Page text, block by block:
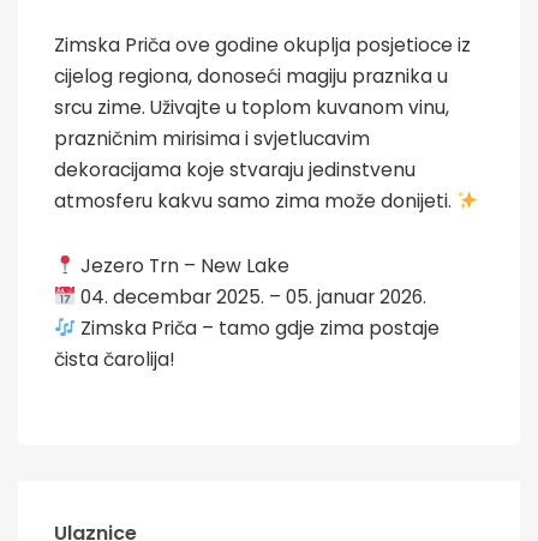
Zimska Priča ove godine okuplja posjetioce iz
cijelog regiona, donoseći magiju praznika u
srcu zime. Uživajte u toplom kuvanom vinu,
prazničnim mirisima i svjetlucavim
dekoracijama koje stvaraju jedinstvenu
atmosferu kakvu samo zima može donijeti.
Jezero Trn – New Lake
04. decembar 2025. – 05. januar 2026.
Zimska Priča – tamo gdje zima postaje
čista čarolija!
Ulaznice